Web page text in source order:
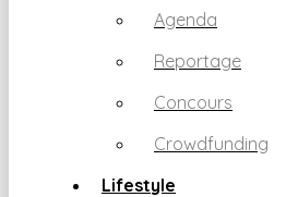
Agenda
Reportage
Concours
Crowdfunding
Lifestyle